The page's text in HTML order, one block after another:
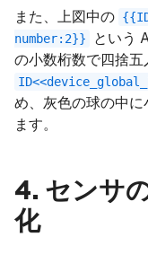
また、上図中の
number:2}}
という
の小数桁数で四捨五
め、灰色の球の中
ます。
4. センサ
化